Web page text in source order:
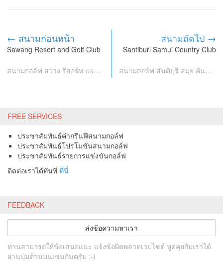
← สนามก่อนหน้า
Sawang Resort and Golf Club
สนามกอล์ฟ สว่าง รีสอร์ท แอนด์ กอล์ฟ คลับ
สนามถัดไป →
Santiburi Samui Country Club
สนามกอล์ฟ สันติบุรี สมุย คันทรี คลับ
FREE SERVICES
ประชาสัมพันธ์ค่ากรีนฟีสนามกอล์ฟ
ประชาสัมพันธ์โปรโมชั่นสนามกอล์ฟ
ประชาสัมพันธ์รายการแข่งขันกอล์ฟ
ติดต่อเราได้ทันที ที่นี่
FEEDBACK
ส่งข้อความหาเรา
ท่านสามารถให้ข้อเสนอแนะ แจ้งข้อผิดพลาดเวปไซต์ พูดคุยกับเราได้
ผ่านปุ่มด้านบนเช่นกันครับ ;-)